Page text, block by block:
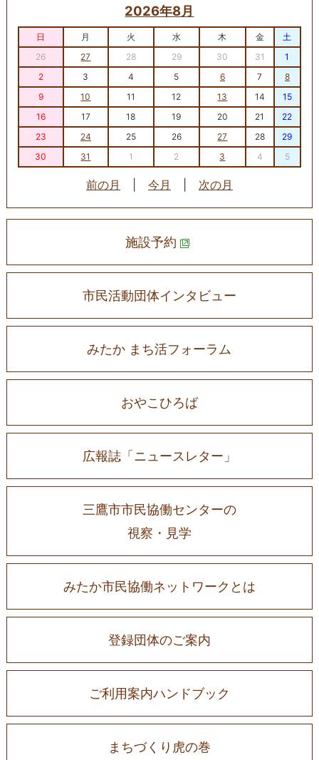
2026年8月
日 月 火 水 木 金
土
26
27 28 29 30 31
1
2
3 4 5 6 7
8
9
10 11 12 13 14
15
16
17 18 19 20 21
22
23
24 25 26 27 28
29
30
31 1 2 3 4 5
前の月 今月 次の月
施設予約
市民活動団体インタビュー
みたか まち活フォーラム
おやこひろば
広報誌「ニュースレター」
三鷹市市民協働センターの
視察・見学
みたか市民協働ネットワークとは
登録団体のご案内
ご利用案内ハンドブック
まちづくり虎の巻